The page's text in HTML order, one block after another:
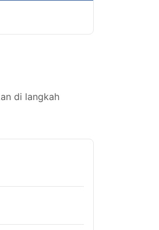
di langkah